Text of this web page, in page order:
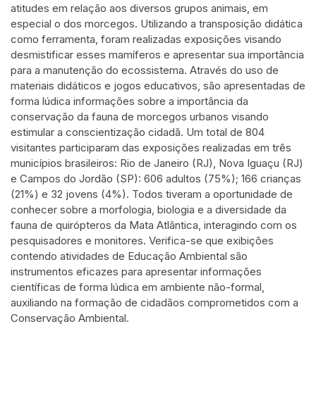
atitudes em relação aos diversos grupos animais, em
especial o dos morcegos. Utilizando a transposição didática
como ferramenta, foram realizadas exposições visando
desmistificar esses mamíferos e apresentar sua importância
para a manutenção do ecossistema. Através do uso de
materiais didáticos e jogos educativos, são apresentadas de
forma lúdica informações sobre a importância da
conservação da fauna de morcegos urbanos visando
estimular a conscientização cidadã. Um total de 804
visitantes participaram das exposições realizadas em três
municípios brasileiros: Rio de Janeiro (RJ), Nova Iguaçu (RJ)
e Campos do Jordão (SP): 606 adultos (75%); 166 crianças
(21%) e 32 jovens (4%). Todos tiveram a oportunidade de
conhecer sobre a morfologia, biologia e a diversidade da
fauna de quirópteros da Mata Atlântica, interagindo com os
pesquisadores e monitores. Verifica-se que exibições
contendo atividades de Educação Ambiental são
instrumentos eficazes para apresentar informações
científicas de forma lúdica em ambiente não-formal,
auxiliando na formação de cidadãos comprometidos com a
Conservação Ambiental.